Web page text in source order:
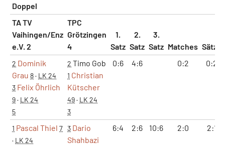
Doppel
TA TV
Vaihingen/Enz
e.V. 2
TPC
Grötzingen
4
1.
Satz
2.
Satz
3.
Satz Matches Sätze
2 Dominik
Grau 8· LK 24
3 Felix Öhrlich
9· LK 24
5
2 Timo Gob
1 Christian
Kütscher
49· LK 24
3
0:6 4:6 0:2 0:2
1 Pascal Thiel 7
· LK 24
3 Dario
Shahbazi
6:4 2:6 10:6 2:0 2:1